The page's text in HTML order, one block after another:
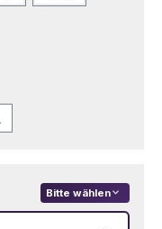
Bitte wählen